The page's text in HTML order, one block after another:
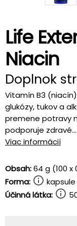
Life
Niacin
Doplnok
Vitamín B3
glukózy, tukov a
premene potravy
podporuje zdravé...
Viac informácií
Obsah:64 g (100 x
Forma:
kapsule
Účinná látka: